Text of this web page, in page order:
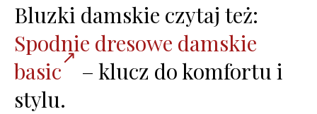
Bluzki damskie czytaj też:
Spodnie dresowe damskie
basic
– klucz do komfortu i
stylu.